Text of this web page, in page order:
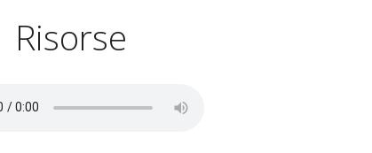
Risorse